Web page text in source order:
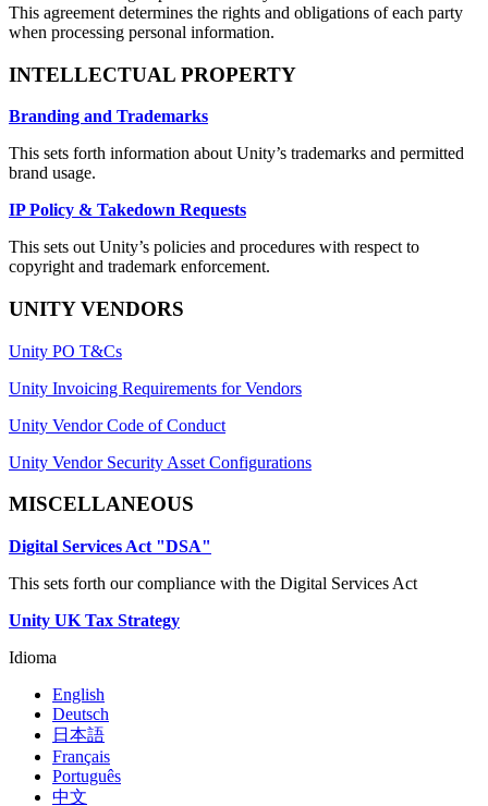
This agreement determines the rights and obligations of each party
when processing personal information.
INTELLECTUAL PROPERTY
Branding and Trademarks
This sets forth information about Unity’s trademarks and permitted
brand usage.
IP Policy & Takedown Requests
This sets out Unity’s policies and procedures with respect to
copyright and trademark enforcement.
UNITY VENDORS
Unity PO T&Cs
Unity Invoicing Requirements for Vendors
Unity Vendor Code of Conduct
Unity Vendor Security Asset Configurations
MISCELLANEOUS
Digital Services Act "DSA"
This sets forth our compliance with the Digital Services Act
Unity UK Tax Strategy
Idioma
English
Deutsch
日本語
Français
Português
中文